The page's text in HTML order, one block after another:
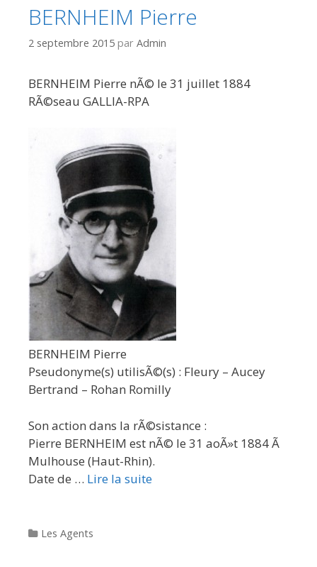
BERNHEIM Pierre
2 septembre 2015 par Admin
BERNHEIM Pierre nÃ© le 31 juillet 1884
RÃ©seau GALLIA-RPA
BERNHEIM Pierre
Pseudonyme(s) utilisÃ©(s) : Fleury – Aucey
Bertrand – Rohan Romilly
Son action dans la rÃ©sistance :
Pierre BERNHEIM est nÃ© le 31 aoÃ»t 1884 Ã
Mulhouse (Haut-Rhin).
Date de … Lire la suite
Categories
Les Agents